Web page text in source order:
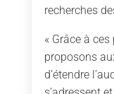
recherches
« Grâce à
proposons
d’étendre